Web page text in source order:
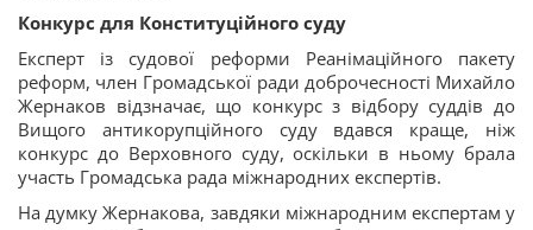
Конкурс для Конституційного суду
Експерт із судової реформи Реанімаційного пакету
реформ, член Громадської ради доброчесності Михайло
Жернаков відзначає, що конкурс з відбору суддів до
Вищого антикорупційного суду вдався краще, ніж
конкурс до Верховного суду, оскільки в ньому брала
участь Громадська рада міжнародних експертів.
На думку Жернакова, завдяки міжнародним експертам у